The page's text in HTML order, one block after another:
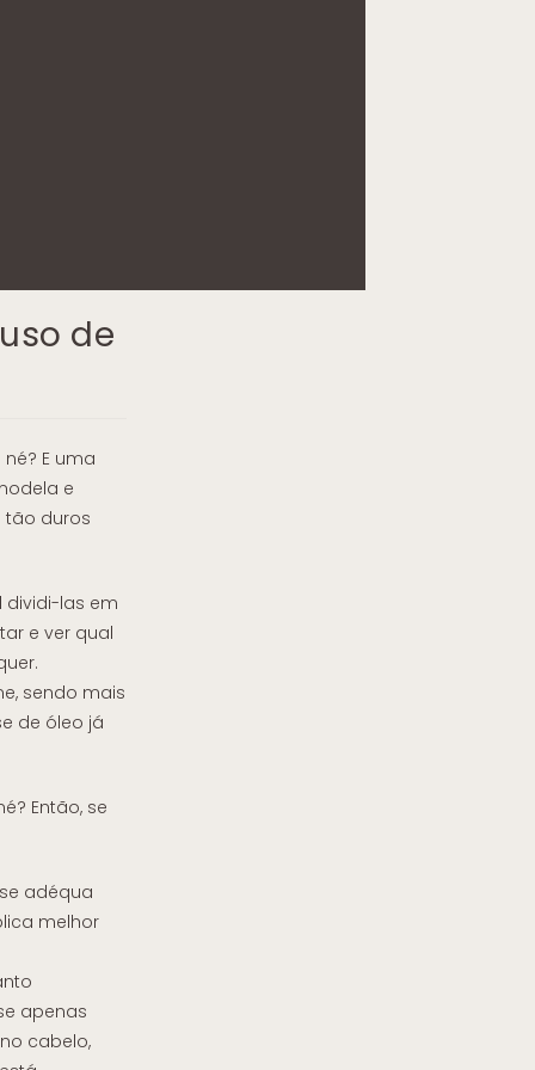
de
E uma
e
tão duros
dividi-las em
e ver qual
sendo mais
de óleo já
Então, se
adéqua
melhor
apenas
cabelo,